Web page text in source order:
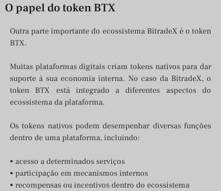
O papel do token BTX
Outra parte importante do ecossistema BitradeX é o token
BTX.
Muitas plataformas digitais criam tokens nativos para dar
suporte à sua economia interna. No caso da BitradeX, o
token BTX está integrado a diferentes aspectos do
ecossistema da plataforma.
Os tokens nativos podem desempenhar diversas funções
dentro de uma plataforma, incluindo:
• acesso a determinados serviços
• participação em mecanismos internos
• recompensas ou incentivos dentro do ecossistema